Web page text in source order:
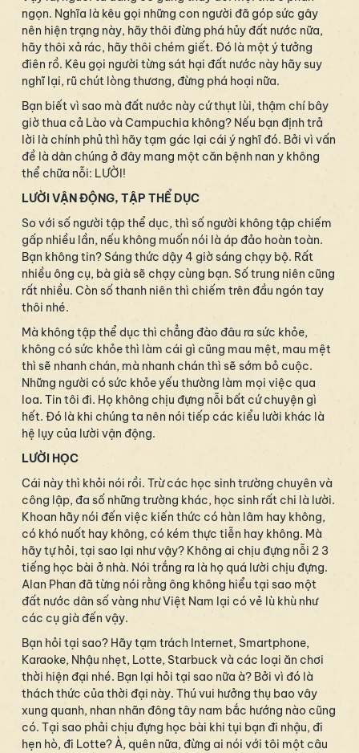
ngọn. Nghĩa là kêu gọi những con người đã góp sức gây
nên hiện trạng này, hãy thôi đừng phá hủy đất nước nữa,
hãy thôi xả rác, hãy thôi chém giết. Đó là một ý tưởng
điên rồ. Kêu gọi người từng sát hại đất nước này hãy suy
nghĩ lại, rũ chút lòng thương, đừng phá hoại nữa.
Bạn biết vì sao mà đất nước này cứ thụt lùi, thậm chí bây
giờ thua cả Lào và Campuchia không? Nếu bạn định trả
lời là chính phủ thì hãy tạm gác lại cái ý nghĩ đó. Bởi vì vấn
đề là dân chúng ở đây mang một căn bệnh nan y không
thể chữa nỗi: LƯỜI!
LƯỜI VẬN ĐỘNG, TẬP THỂ DỤC
So với số người tập thể dục, thì số người không tập chiếm
gấp nhiều lần, nếu không muốn nói là áp đảo hoàn toàn.
Bạn không tin? Sáng thức dậy 4 giờ sáng chạy bộ. Rất
nhiều ông cụ, bà già sẽ chạy cùng bạn. Số trung niên cũng
rất nhiều. Còn số thanh niên thì chiếm trên đầu ngón tay
thôi nhé.
Mà không tập thể dục thì chẳng đào đâu ra sức khỏe,
không có sức khỏe thì làm cái gì cũng mau mệt, mau mệt
thì sẽ nhanh chán, mà nhanh chán thì sẽ sớm bỏ cuộc.
Những người có sức khỏe yếu thường làm mọi việc qua
loa. Tin tôi đi. Họ không chịu đựng nỗi bất cứ chuyện gì
hết. Đó là khi chúng ta nên nói tiếp các kiểu lười khác là
hệ lụy của lười vận động.
LƯỜI HỌC
Cái này thì khỏi nói rồi. Trừ các học sinh trường chuyên và
công lập, đa số những trường khác, học sinh rất chi là lười.
Khoan hãy nói đến việc kiến thức có hàn lâm hay không,
có khó nuốt hay không, có kém thực tiễn hay không. Mà
hãy tự hỏi, tại sao lại như vậy? Không ai chịu đựng nỗi 2 3
tiếng học bài ở nhà. Nói trắng ra là họ quá lười chịu đựng.
Alan Phan đã từng nói rằng ông không hiểu tại sao một
đất nước dân số vàng như Việt Nam lại có vẻ lù khù như
các cụ già đến vậy.
Bạn hỏi tại sao? Hãy tạm trách Internet, Smartphone,
Karaoke, Nhậu nhẹt, Lotte, Starbuck và các loại ăn chơi
thời hiện đại nhé. Bạn lại hỏi tại sao nữa à? Bởi vì đó là
thách thức của thời đại này. Thú vui hưởng thụ bao vây
xung quanh, nhan nhãn đông tây nam bắc hướng nào cũng
có. Tại sao phải chịu đựng học bài khi tụi bạn đi nhậu, đi
hẹn hò, đi Lotte? À, quên nữa, đừng ai nói với tôi một câu